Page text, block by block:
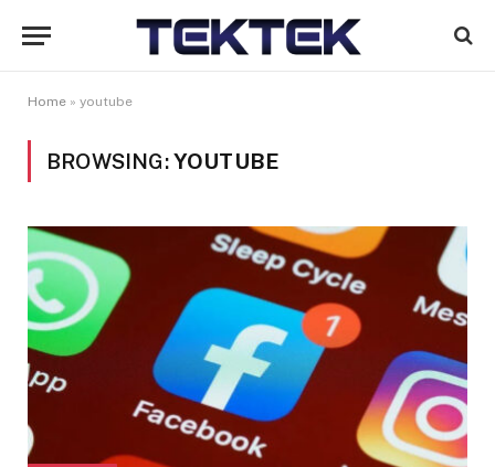
Home » youtube
BROWSING:YOUTUBE